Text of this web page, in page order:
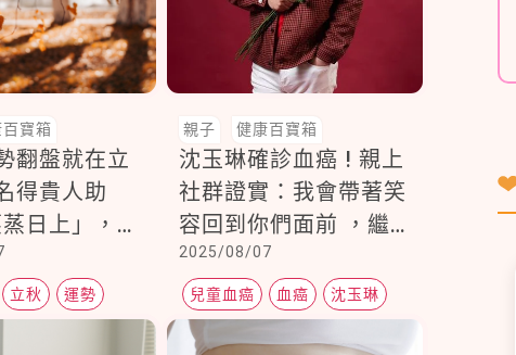
寶箱
翻盤就在立
得貴人助
蒸日上」，第
力大幅提
百分百
立秋 運勢
親子 健康百寶箱
沈玉琳確診血癌 ! 親上
社群證實：我會帶著笑
容回到你們面前 ，繼
續做我熱愛的事 ! 甚麼
是血癌？兒童也是危險
族群之一
2025/08/07
兒童血癌 血癌 沈玉琳